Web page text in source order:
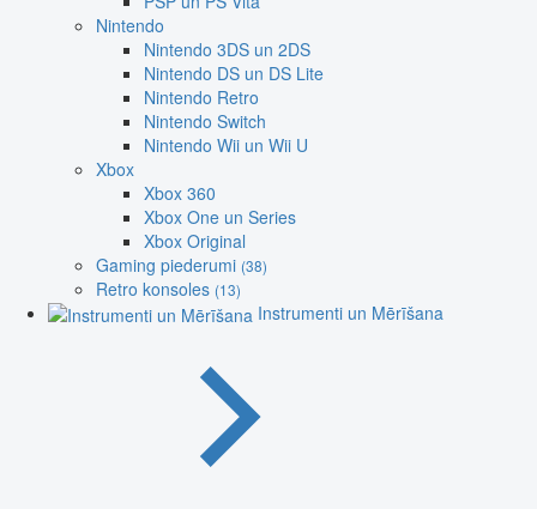
Nintendo
Nintendo 3DS un 2DS
Nintendo DS un DS Lite
Nintendo Retro
Nintendo Switch
Nintendo Wii un Wii U
Xbox
Xbox 360
Xbox One un Series
Xbox Original
Gaming piederumi (38)
Retro konsoles (13)
Instrumenti un Mērīšana